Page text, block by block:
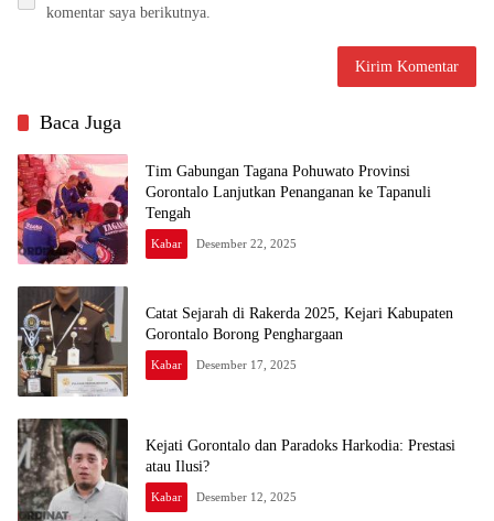
komentar saya berikutnya.
Baca Juga
Tim Gabungan Tagana Pohuwato Provinsi
Gorontalo Lanjutkan Penanganan ke Tapanuli
Tengah
Kabar Desember 22, 2025
Catat Sejarah di Rakerda 2025, Kejari Kabupaten
Gorontalo Borong Penghargaan
Kabar Desember 17, 2025
Kejati Gorontalo dan Paradoks Harkodia: Prestasi
atau Ilusi?
Kabar Desember 12, 2025